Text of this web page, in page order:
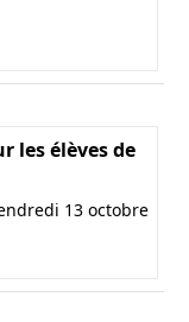
les élèves de
13 octobre